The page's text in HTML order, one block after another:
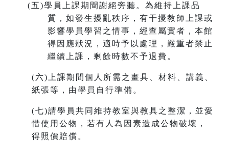
(五)學員上課期間謝絕旁聽。為維持上課品
質，如發生擾亂秩序，有干擾教師上課或
影響學員學習之情事，經查屬實者，本館
得因應狀況，適時予以處理，嚴重者禁止
繼續上課，剩餘時數不予退費。
(六)上課期間個人所需之畫具、材料、講義、
紙張等，由學員自行準備。
(七)請學員共同維持教室與教具之整潔，並愛
惜使用公物，若有人為因素造成公物破壞，
得照價賠償。